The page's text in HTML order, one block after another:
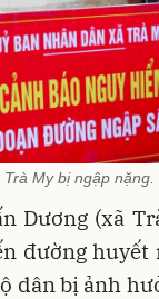
My bị ngập nặng.
Dương (xã
đường huyết
dân bị ảnh